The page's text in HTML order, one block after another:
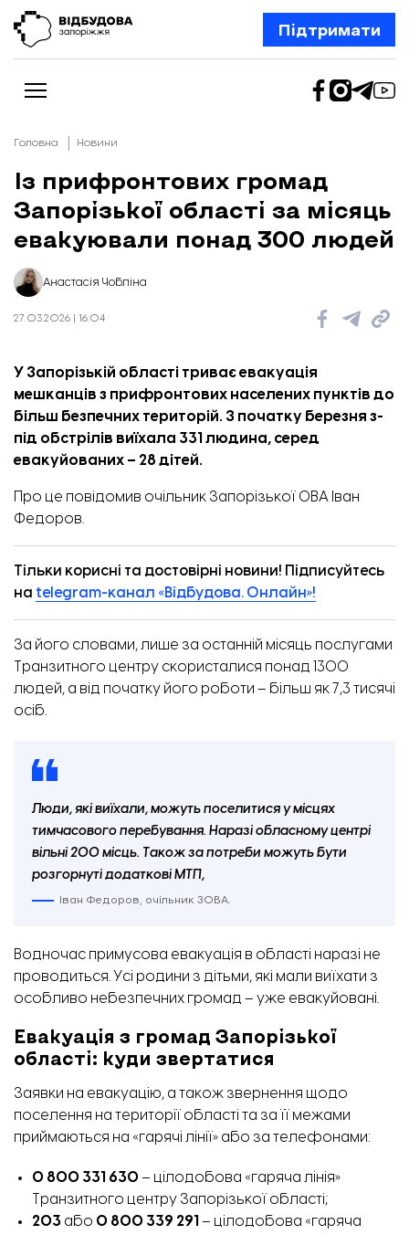
Підтримати
Новини
Відбудова Запоріжжя
Ексклюзив
Шлях додому
Відбудова. Життя
Про нас
Головна Новини
Із прифронтових громад
Запорізької області за місяць
евакуювали понад 300 людей
Анастасія Чобліна
27.03.2026 | 16:04
У Запорізькій області триває евакуація
мешканців з прифронтових населених пунктів до
більш безпечних територій. З початку березня з-
під обстрілів виїхала 331 людина, серед
евакуйованих – 28 дітей.
Про це повідомив очільник Запорізької ОВА Іван
Федоров.
Тільки корисні та достовірні новини! Підписуйтесь
на telegram-канал «Відбудова. Онлайн»!
За його словами, лише за останній місяць послугами
Транзитного центру скористалися понад 1300
людей, а від початку його роботи – більш як 7,3 тисячі
осіб.
Люди, які виїхали, можуть поселитися у місцях
тимчасового перебування. Наразі обласному центрі
вільні 200 місць. Також за потреби можуть бути
розгорнуті додаткові МТП,
Іван Федоров, очільник ЗОВА.
Водночас примусова евакуація в області наразі не
проводиться. Усі родини з дітьми, які мали виїхати з
особливо небезпечних громад – уже евакуйовані.
Евакуація з громад Запорізької
області: куди звертатися
Заявки на евакуацію, а також звернення щодо
поселення на території області та за її межами
приймаються на «гарячі лінії» або за телефонами:
0 800 331 630 – цілодобова «гаряча лінія»
Транзитного центру Запорізької області;
203 або 0 800 339 291 – цілодобова «гаряча